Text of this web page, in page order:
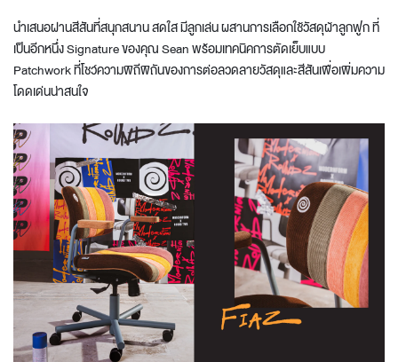
นำเสนอผ่านสีสันที่สนุกสนาน สดใส มีลูกเล่น ผสานการเลือกใช้วัสดุผ้าลูกฟูก ที่
เป็นอีกหนึ่ง Signature ของคุณ Sean พร้อมเทคนิคการตัดเย็บแบบ
Patchwork ที่โชว์ความพิถีพิถันของการต่อลวดลายวัสดุและสีสันเพื่อเพิ่มความ
โดดเด่นน่าสนใจ